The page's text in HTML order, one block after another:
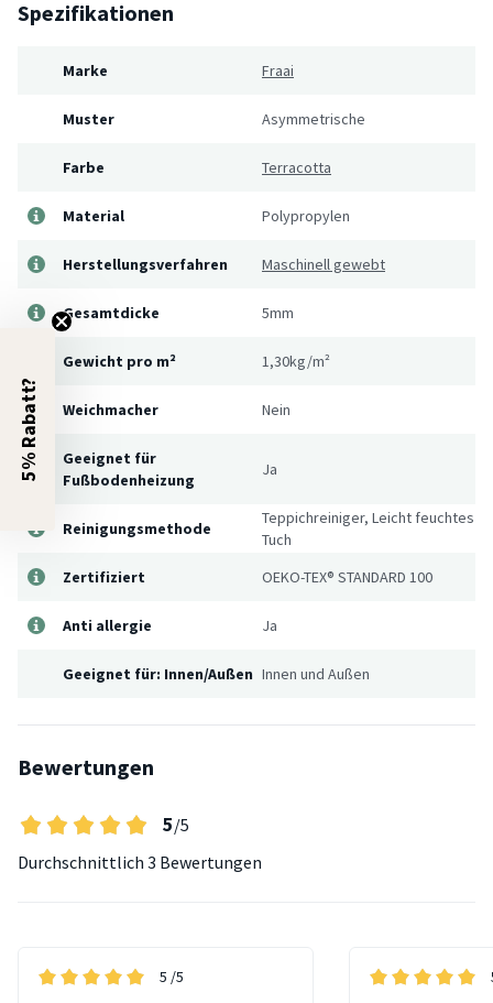
Spezifikationen
Marke Fraai
Muster Asymmetrische
Farbe Terracotta
Material Polypropylen
Herstellungsverfahren Maschinell gewebt
Gesamtdicke 5mm
Gewicht pro m² 1,30kg/m²
Weichmacher Nein
Geeignet für
Fußbodenheizung
Ja
Reinigungsmethode
Teppichreiniger, Leicht feuchtes
Tuch
Zertifiziert
OEKO-TEX® STANDARD 100
Anti allergie Ja
Geeignet für: Innen/Außen Innen und Außen
Bewertungen
5/5
Durchschnittlich 3 Bewertungen
5 /5
5% Rabatt?